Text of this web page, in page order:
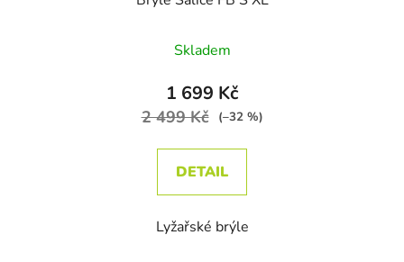
Skladem
1 699 Kč
2 499 Kč (–32 %)
DETAIL
Lyžařské brýle